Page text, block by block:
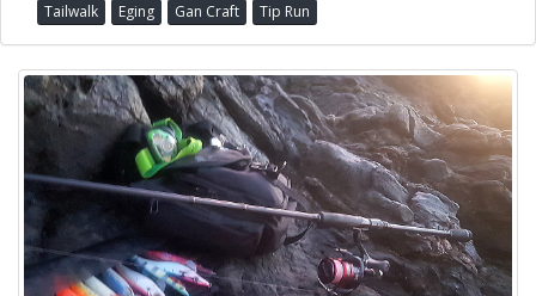
Tailwalk Eging Gan Craft Tip Run